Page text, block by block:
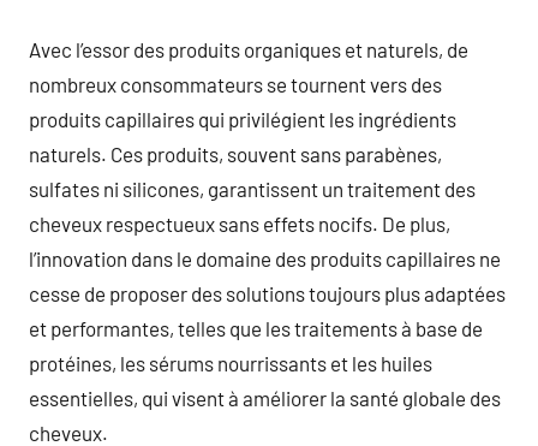
Avec l’essor des produits organiques et naturels, de
nombreux consommateurs se tournent vers des
produits capillaires qui privilégient les ingrédients
naturels. Ces produits, souvent sans parabènes,
sulfates ni silicones, garantissent un traitement des
cheveux respectueux sans effets nocifs. De plus,
l’innovation dans le domaine des produits capillaires ne
cesse de proposer des solutions toujours plus adaptées
et performantes, telles que les traitements à base de
protéines, les sérums nourrissants et les huiles
essentielles, qui visent à améliorer la santé globale des
cheveux.